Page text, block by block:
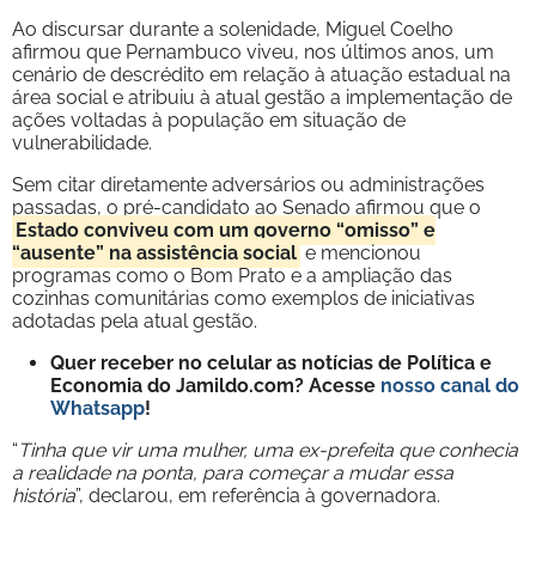
Ao discursar durante a solenidade, Miguel Coelho
afirmou que Pernambuco viveu, nos últimos anos, um
cenário de descrédito em relação à atuação estadual na
área social e atribuiu à atual gestão a implementação de
ações voltadas à população em situação de
vulnerabilidade.
Sem citar diretamente adversários ou administrações
passadas, o pré-candidato ao Senado afirmou que o
Estado conviveu com um governo “omisso” e
“ausente” na assistência sociale mencionou
programas como o Bom Prato e a ampliação das
cozinhas comunitárias como exemplos de iniciativas
adotadas pela atual gestão.
Quer receber no celular as notícias de Política e
Economia do Jamildo.com? Acesse nosso canal do
Whatsapp!
“ Tinha que vir uma mulher, uma ex-prefeita que conhecia
a realidade na ponta, para começar a mudar essa
história”, declarou, em referência à governadora.